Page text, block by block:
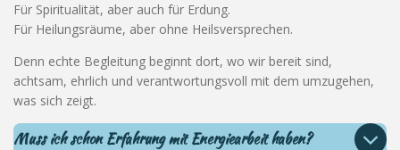
Für Spiritualität, aber auch für Erdung.
Für Heilungsräume, aber ohne Heilsversprechen.
Denn echte Begleitung beginnt dort, wo wir bereit sind,
achtsam, ehrlich und verantwortungsvoll mit dem umzugehen,
was sich zeigt.
Muss ich schon Erfahrung mit Energiearbeit haben?